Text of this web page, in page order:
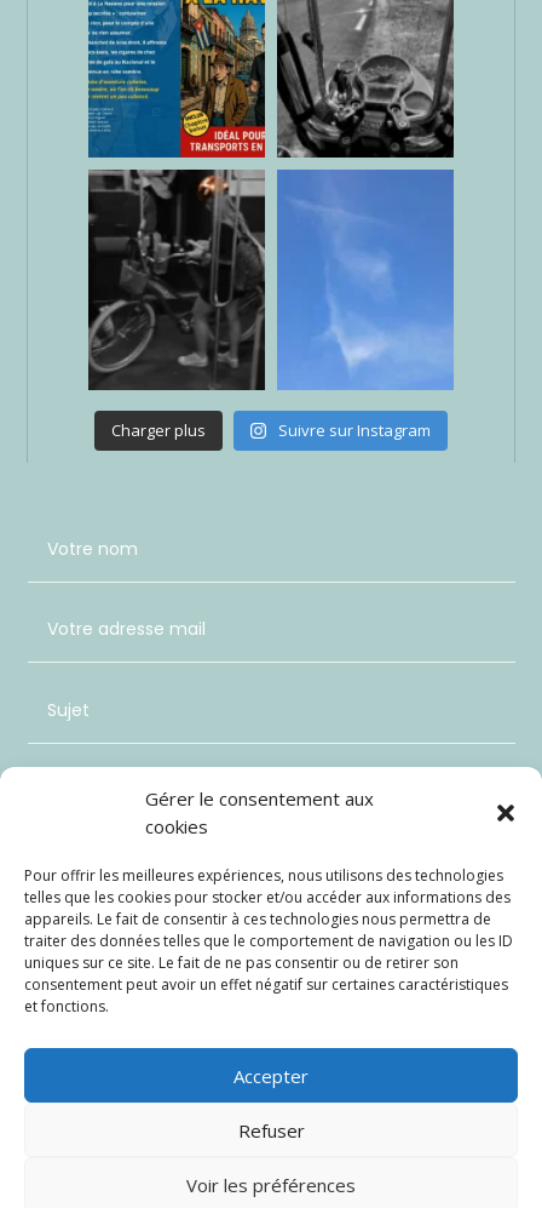
Gérer le consentement aux
cookies
Pour offrir les meilleures expériences, nous utilisons des technologies
telles que les cookies pour stocker et/ou accéder aux informations des
appareils. Le fait de consentir à ces technologies nous permettra de
traiter des données telles que le comportement de navigation ou les ID
uniques sur ce site. Le fait de ne pas consentir ou de retirer son
consentement peut avoir un effet négatif sur certaines caractéristiques
et fonctions.
Accepter
Refuser
Voir les préférences
Charger plus Suivre sur Instagram
1 + 15= Envoi